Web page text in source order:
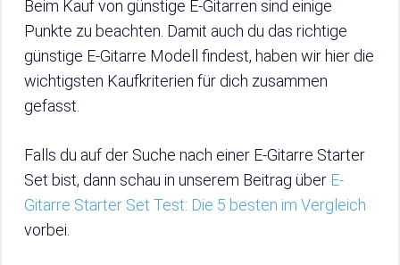
Beim Kauf von günstige E-Gitarren sind einige
Punkte zu beachten. Damit auch du das richtige
günstige E-Gitarre Modell findest, haben wir hier die
wichtigsten Kaufkriterien für dich zusammen
gefasst.
Falls du auf der Suche nach einer E-Gitarre Starter
Set bist, dann schau in unserem Beitrag über E-
Gitarre Starter Set Test: Die 5 besten im Vergleich
vorbei.